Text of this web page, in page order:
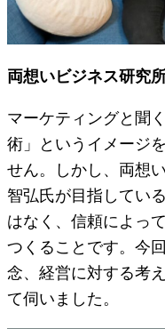
両想いビジネス研
マーケティングと聞
術」というイメージ
せん。しかし、両想
智弘氏が目指してい
はなく、信頼によっ
つくることです。今
念、経営に対する考
て伺いました。